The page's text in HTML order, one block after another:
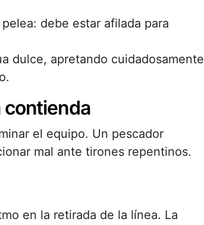
debe estar afilada para
dulce, apretando cuidadosamente
contienda
el equipo. Un pescador
mal ante tirones repentinos.
en la retirada de la línea. La